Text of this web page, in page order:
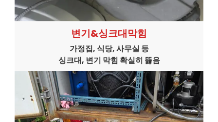
변기&싱크대막힘
가정집, 식당, 사무실 등
싱크대, 변기 막힘 확실히 뜷음